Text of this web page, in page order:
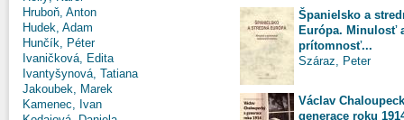
Hruboň, Anton
Hudek, Adam
Hunčík, Péter
Ivaničková, Edita
Ivantyšynová, Tatiana
Jakoubek, Marek
Kamenec, Ivan
Španielsko a
Európa. Minulosť
prítomnosť...
Száraz, Peter
Václav
generace roku